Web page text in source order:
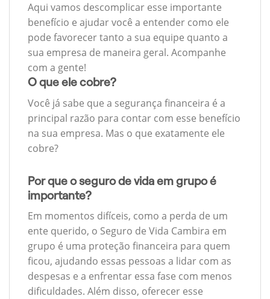
Aqui vamos descomplicar esse importante
benefício e ajudar você a entender como ele
pode favorecer tanto a sua equipe quanto a
sua empresa de maneira geral. Acompanhe
com a gente!
O que ele cobre?
Você já sabe que a segurança financeira é a
principal razão para contar com esse benefício
na sua empresa. Mas o que exatamente ele
cobre?
Por que o seguro de vida em grupo é
importante?
Em momentos difíceis, como a perda de um
ente querido, o Seguro de Vida Cambira em
grupo é uma proteção financeira para quem
ficou, ajudando essas pessoas a lidar com as
despesas e a enfrentar essa fase com menos
dificuldades. Além disso, oferecer esse